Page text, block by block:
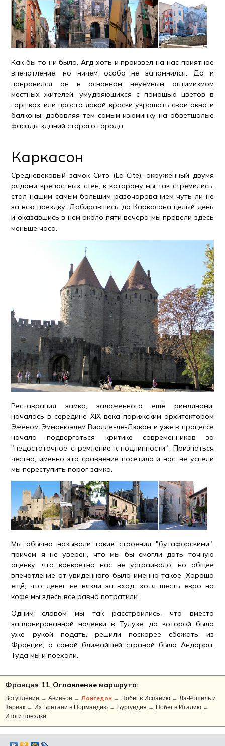
Как бы то ни было, Агд хоть и произвел на нас приятное
впечатление, но ничем особо не запомнился. Да и
понравился он в основном неуёмным оптимизмом
местных жителей, умудряющихся с помощью цветов в
горшках или просто яркой краски украшать свои окна и
балконы, добавляя тем самым изюминку на обветшалые
фасады зданий старого города.
Каркасон
Средневековый замок Ситэ (La Cite), окружённый двумя
рядами крепостных стен, к которому мы так стремились,
стал нашим самым большим разочарованием чуть ли не
за всю поездку. Добиравшись до Каркасона целый день
и оказавшись в нём около пяти вечера мы провели здесь
меньше часа.
Реставрация замка, заложенного ещё римлянами,
началась в середине XIX века парижским архитектором
Эженом Эмманюэлем Виолле-ле-Дюком и уже в процессе
начала подвергаться критике современников за
"недостаточное стремление к подлинности". Признаться
честно, именно это сравнение посетило и нас, не успели
мы переступить порог замка.
Мы обычно называли такие строения "бутафорскими",
причем я не уверен, что мы бы смогли дать точную
оценку, что конкретно нас не устраивало, но общее
впечатление от увиденного было именно такое. Хорошо
ещё, что денег не вязли за вход, хотя шесть евро на
кофе мы здесь все равно потратили.
Одним словом мы так расстроились, что вместо
запланированной ночевки в Тулузе, до которой было
уже рукой подать, решили поскорее сбежать из
Франции, а самой ближайшей страной была Андорра.
Туда мы и поехали.
Франция 11. Оглавление маршрута:
Вступление → Авиньон → Лангедок → Побег в Испанию → Ла-Рошель и
Карнак → Из Бретани в Нормандию → Бургундия → Побег в Италию →
Итоги поездки